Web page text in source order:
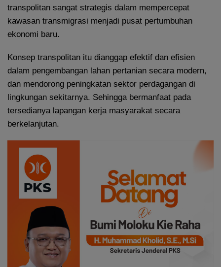
transpolitan sangat strategis dalam mempercepat
kawasan transmigrasi menjadi pusat pertumbuhan
ekonomi baru.
Konsep transpolitan itu dianggap efektif dan efisien
dalam pengembangan lahan pertanian secara modern,
dan mendorong peningkatan sektor perdagangan di
lingkungan sekitarnya. Sehingga bermanfaat pada
tersedianya lapangan kerja masyarakat secara
berkelanjutan.